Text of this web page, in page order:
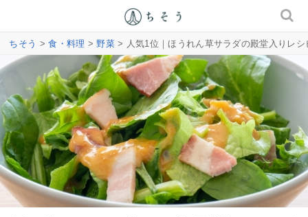
ちそう >食・料理 >野菜> 人気1位｜ほうれん草サラダの殿堂入りレ